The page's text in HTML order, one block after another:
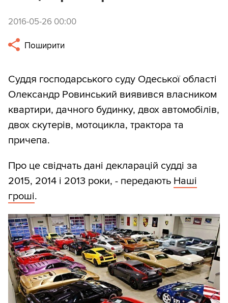
2016-05-26 00:00
Поширити
Суддя господарського суду Одеської області
Олександр Ровинський виявився власником
квартири, дачного будинку, двох автомобілів,
двох скутерів, мотоцикла, трактора та
причепа.
Про це свідчать дані декларацій судді за
2015, 2014 і 2013 роки, - передають Наші
гроші.